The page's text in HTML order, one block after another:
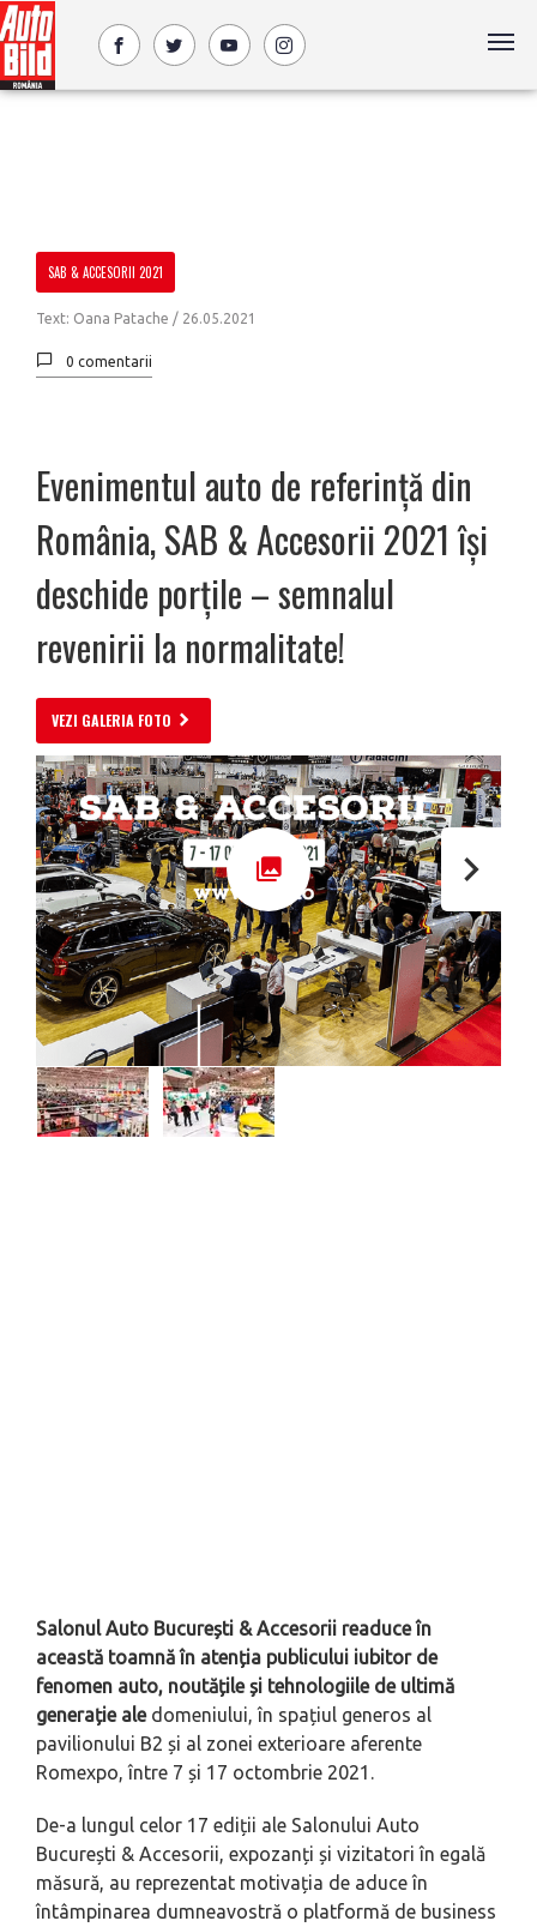
SAB & ACCESORII 2021
Text: Oana Patache / 26.05.2021
0 comentarii
Evenimentul auto de referință din
România, SAB & Accesorii 2021 îşi
deschide porţile – semnalul
revenirii la normalitate!
VEZI GALERIA FOTO
Salonul Auto București & Accesorii readuce în
această toamnă în atenția publicului iubitor de
fenomen auto, noutățile și tehnologiile de ultimă
generație ale domeniului, în spațiul generos al
pavilionului B2 și al zonei exterioare aferente
Romexpo, între 7 și 17 octombrie 2021.
De-a lungul celor 17 ediții ale Salonului Auto
București & Accesorii, expozanți și vizitatori în egală
măsură, au reprezentat motivația de aduce în
întâmpinarea dumneavostră o platformă de business